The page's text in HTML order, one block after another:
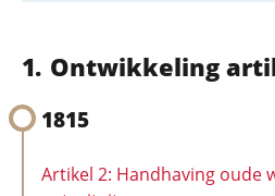
Ontwikkeling
1815
Artikel 2: Handhaving oude